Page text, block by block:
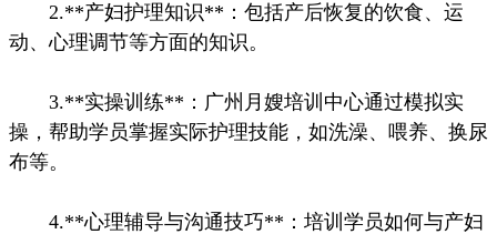
2.**产妇护理知识**：包括产后恢复的饮食、运
动、心理调节等方面的知识。
3.**实操训练**：广州月嫂培训中心通过模拟实
操，帮助学员掌握实际护理技能，如洗澡、喂养、换尿
布等。
4.**心理辅导与沟通技巧**：培训学员如何与产妇